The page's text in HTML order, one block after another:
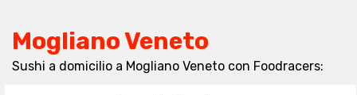
Mogliano Veneto
Sushi a domicilio a Mogliano Veneto con Foodracers: